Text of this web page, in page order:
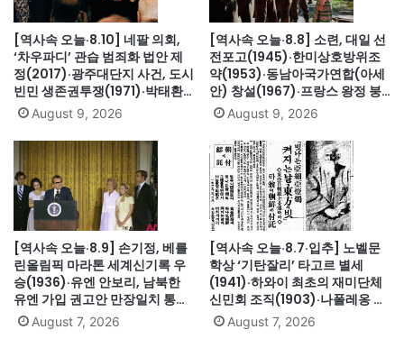
[역사속 오늘·8.10] 네팔 의회,
‘차우파디’ 관습 범죄화 법안 제
정(2017)·광주대단지 사건, 도시
빈민 생존권투쟁(1971)·박태환,
베이징올림픽 자유형 400m 한
국 수영 첫 금메달(2008)·파월,
美 첫 흑인 합참의장 지명(1989)
August 9, 2026
[역사속 오늘·8.8] 소련, 대일 선
전포고(1945)·한미상호방위조
약(1953)·동남아국가연합(아세
안) 창설(1967)·프랑스 왕정 붕
괴·루이 16세 폐위(1792)·무용가
최승희 별세(1969)·김대중 도쿄
납치사건(1973)
August 9, 2026
[역사속 오늘·8.9] 손기정, 베를
린올림픽 마라톤 세계신기록 우
승(1936)·유엔 안보리, 남북한
유엔 가입 권고안 만장일치 통과
(1991)·싱가포르, 말레이시아에
서 분리 독립(1965)·닉슨, 워터
August 7, 2026
[역사속 오늘·8.7·입추] 노벨문
학상 ‘기탄잘리’ 타고르 별세
(1941)·하와이 최초의 재미단체
신민회 조직(1903)·나폴레옹 세
인트헬레나섬 유배(1815)·英 해
군, 스페인 무적함대 격파
August 7, 2026